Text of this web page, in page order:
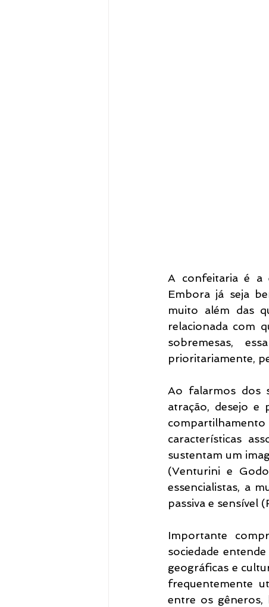
A confeitaria é a
Embora já seja
muito além das
relacionada com
sobremesas,
prioritariamente,
Ao falarmos dos
atração, desejo e
compartilhamento
características
sustentam um
(Venturini e
essencialistas, a
passiva e sensível
Importante
sociedade
geográficas e
frequentemente
entre os gêneros,